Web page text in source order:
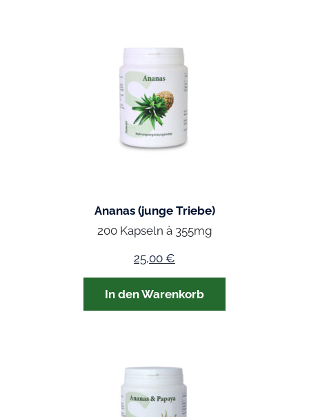
Ananas (junge Triebe)
200 Kapseln à 355mg
25,00 €
In den Warenkorb